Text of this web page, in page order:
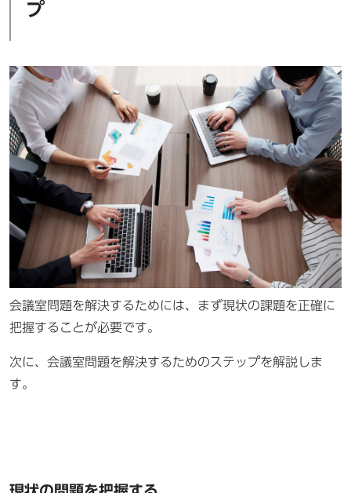
プ
会議室問題を解決するためには、まず現状の課題を正確に
把握することが必要です。
次に、会議室問題を解決するためのステップを解説しま
す。